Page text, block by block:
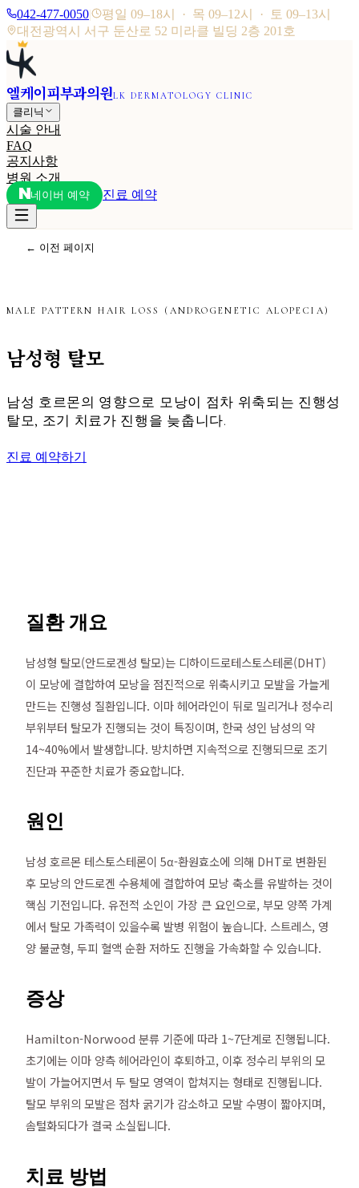
042-477-0050|
평일 09–18시 · 목 09–12시 · 토 09–13시
대전광역시 서구 둔산로 52 미라클 빌딩 2층 201호
엘케이피부과의원LK DERMATOLOGY CLINIC
클리닉
시술 안내
FAQ
공지사항
병원 소개
네이버 예약 진료 예약
← 이전 페이지
MALE PATTERN HAIR LOSS (ANDROGENETIC ALOPECIA)
남성형 탈모
남성 호르몬의 영향으로 모낭이 점차 위축되는 진행성
탈모, 조기 치료가 진행을 늦춥니다.
진료 예약하기
질환 개요
남성형 탈모(안드로겐성 탈모)는 디하이드로테스토스테론(DHT)
이 모낭에 결합하여 모낭을 점진적으로 위축시키고 모발을 가늘게
만드는 진행성 질환입니다. 이마 헤어라인이 뒤로 밀리거나 정수리
부위부터 탈모가 진행되는 것이 특징이며, 한국 성인 남성의 약
14~40%에서 발생합니다. 방치하면 지속적으로 진행되므로 조기
진단과 꾸준한 치료가 중요합니다.
원인
남성 호르몬 테스토스테론이 5α-환원효소에 의해 DHT로 변환된
후 모낭의 안드로겐 수용체에 결합하여 모낭 축소를 유발하는 것이
핵심 기전입니다. 유전적 소인이 가장 큰 요인으로, 부모 양쪽 가계
에서 탈모 가족력이 있을수록 발병 위험이 높습니다. 스트레스, 영
양 불균형, 두피 혈액 순환 저하도 진행을 가속화할 수 있습니다.
증상
Hamilton-Norwood 분류 기준에 따라 1~7단계로 진행됩니다.
초기에는 이마 양측 헤어라인이 후퇴하고, 이후 정수리 부위의 모
발이 가늘어지면서 두 탈모 영역이 합쳐지는 형태로 진행됩니다.
탈모 부위의 모발은 점차 굵기가 감소하고 모발 수명이 짧아지며,
솜털화되다가 결국 소실됩니다.
치료 방법